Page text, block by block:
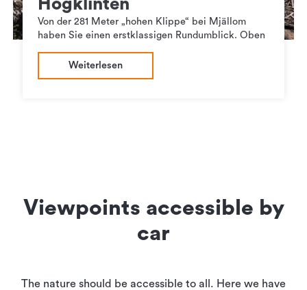
Högklinten
Von der 281 Meter „hohen Klippe“ bei Mjällom
haben Sie einen erstklassigen Rundumblick. Oben
Weiterlesen
Viewpoints accessible by
car
The nature should be accessible to all. Here we have